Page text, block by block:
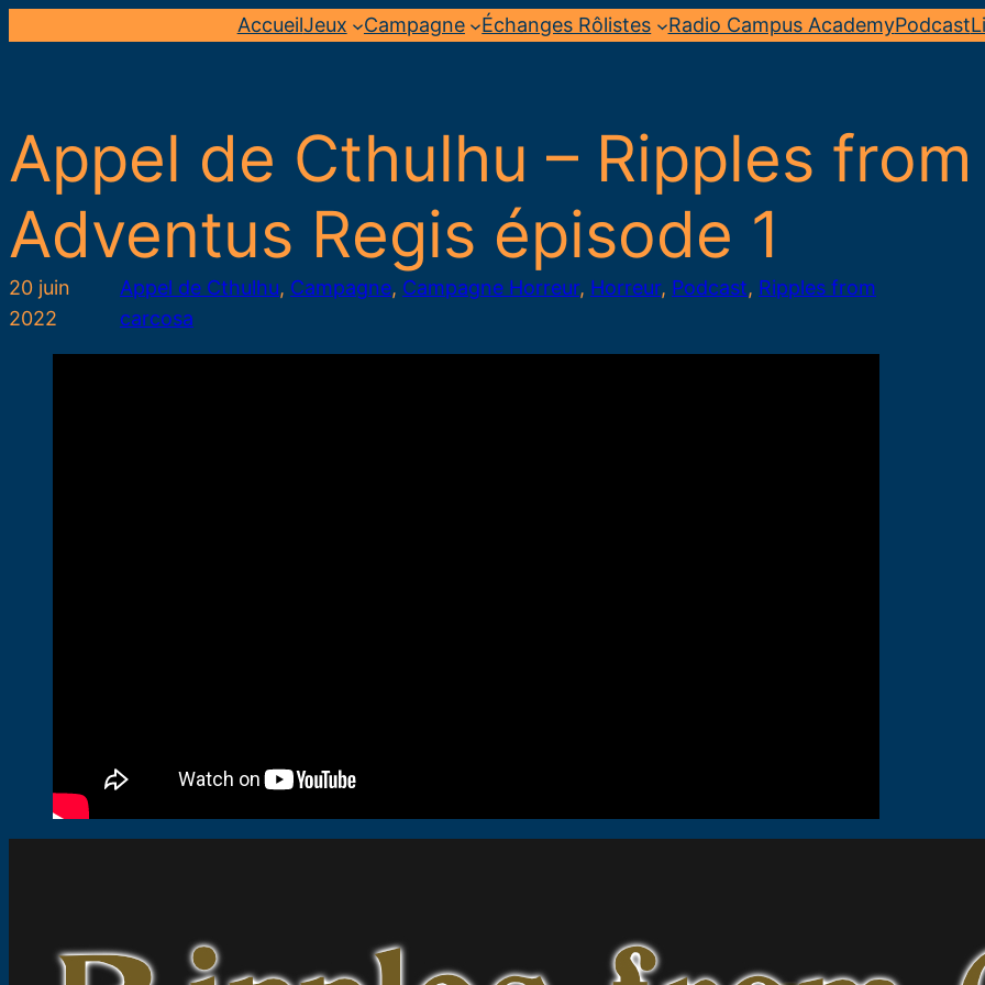
AccueilJeux Campagne Échanges Rôlistes Radio Campus AcademyPodcast
Appel de Cthulhu – Ripples
Adventus Regis épisode 1
20 juin
2022
Appel de Cthulhu, Campagne, Campagne Horreur, Horreur, Podcast, Ripples from
carcosa